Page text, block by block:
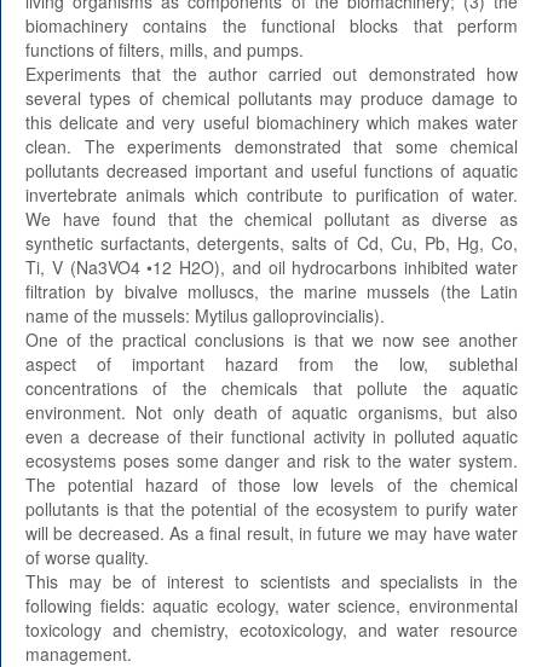
biomachinery contains the functional blocks that perform
functions of filters, mills, and pumps.
Experiments that the author carried out demonstrated how
several types of chemical pollutants may produce damage to
this delicate and very useful biomachinery which makes water
clean. The experiments demonstrated that some chemical
pollutants decreased important and useful functions of aquatic
invertebrate animals which contribute to purification of water.
We have found that the chemical pollutant as diverse as
synthetic surfactants, detergents, salts of Cd, Cu, Pb, Hg, Co,
Ti, V (Na3VO4 •12 H2O), and oil hydrocarbons inhibited water
filtration by bivalve molluscs, the marine mussels (the Latin
name of the mussels: Mytilus galloprovincialis).
One of the practical conclusions is that we now see another
aspect of important hazard from the low, sublethal
concentrations of the chemicals that pollute the aquatic
environment. Not only death of aquatic organisms, but also
even a decrease of their functional activity in polluted aquatic
ecosystems poses some danger and risk to the water system.
The potential hazard of those low levels of the chemical
pollutants is that the potential of the ecosystem to purify water
will be decreased. As a final result, in future we may have water
of worse quality.
This may be of interest to scientists and specialists in the
following fields: aquatic ecology, water science, environmental
toxicology and chemistry, ecotoxicology, and water resource
management.